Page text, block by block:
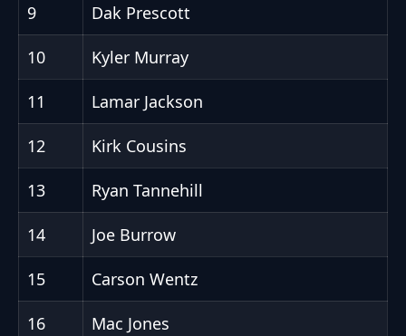
9 Dak Prescott
10 Kyler Murray
11 Lamar Jackson
12 Kirk Cousins
13 Ryan Tannehill
14 Joe Burrow
15 Carson Wentz
16 Mac Jones